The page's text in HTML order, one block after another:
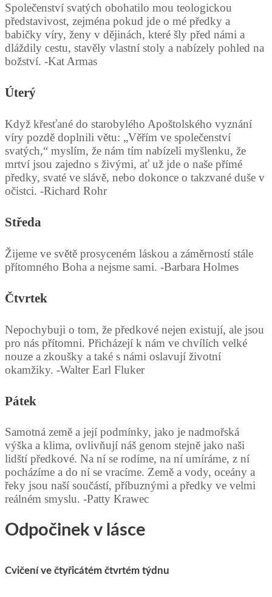
Společenství svatých obohatilo mou teologickou
představivost, zejména pokud jde o mé předky a
babičky víry, ženy v dějinách, které šly před námi a
dláždily cestu, stavěly vlastní stoly a nabízely pohled na
božství. -Kat Armas
Úterý
Když křesťané do starobylého Apoštolského vyznání
víry pozdě doplnili větu: „Věřím ve společenství
svatých,“ myslím, že nám tím nabízeli myšlenku, že
mrtví jsou zajedno s živými, ať už jde o naše přímé
předky, svaté ve slávě, nebo dokonce o takzvané duše v
očistci. -Richard Rohr
Středa
Žijeme ve světě prosyceném láskou a záměrností stále
přítomného Boha a nejsme sami. -Barbara Holmes
Čtvrtek
Nepochybuji o tom, že předkové nejen existují, ale jsou
pro nás přítomni. Přicházejí k nám ve chvílích velké
nouze a zkoušky a také s námi oslavují životní
okamžiky. -Walter Earl Fluker
Pátek
Samotná země a její podmínky, jako je nadmořská
výška a klima, ovlivňují náš genom stejně jako naši
lidští předkové. Na ní se rodíme, na ní umíráme, z ní
pocházíme a do ní se vracíme. Země a vody, oceány a
řeky jsou naší součástí, příbuznými a předky ve velmi
reálném smyslu. -Patty Krawec
Odpočinek v lásce
Cvičení ve čtyřicátém čtvrtém týdnu